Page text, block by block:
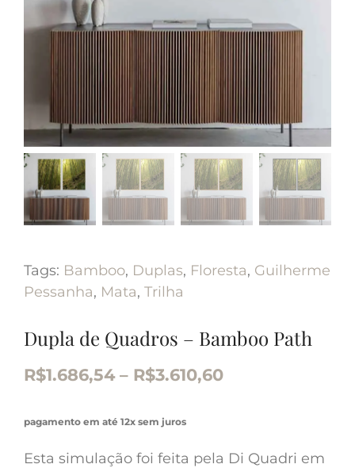
Tags: Bamboo, Duplas, Floresta, Guilherme
Pessanha, Mata, Trilha
Dupla de Quadros – Bamboo Path
R$1.686,54 – R$3.610,60
pagamento em até 12x sem juros
Esta simulação foi feita pela Di Quadri em